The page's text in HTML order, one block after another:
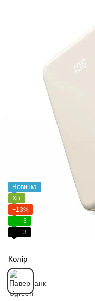
Новинка
Хіт
−13%
3
3
Колір